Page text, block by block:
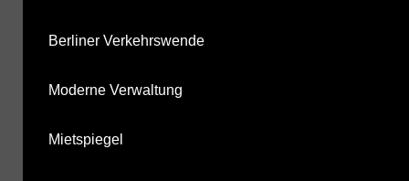
Berliner Verkehrswende
Moderne Verwaltung
Mietspiegel